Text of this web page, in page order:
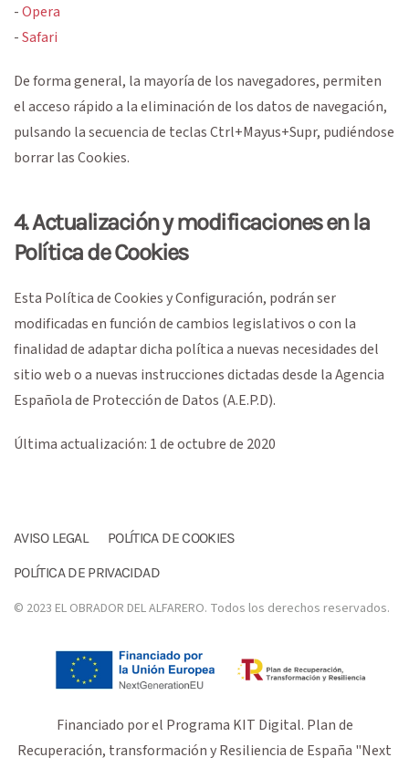
-Opera
-Safari
De forma general, la mayoría de los navegadores, permiten
el acceso rápido a la eliminación de los datos de navegación,
pulsando la secuencia de teclas Ctrl+Mayus+Supr, pudiéndose
borrar las Cookies.
4. Actualización y modificaciones en la
Política de Cookies
Esta Política de Cookies y Configuración, podrán ser
modificadas en función de cambios legislativos o con la
finalidad de adaptar dicha política a nuevas necesidades del
sitio web o a nuevas instrucciones dictadas desde la Agencia
Española de Protección de Datos (A.E.P.D).
Última actualización: 1 de octubre de 2020
AVISO LEGAL
POLÍTICA DE COOKIES
POLÍTICA DE PRIVACIDAD
© 2023 EL OBRADOR DEL ALFARERO. Todos los derechos reservados.
Financiado por el Programa KIT Digital. Plan de
Recuperación, transformación y Resiliencia de España "Next